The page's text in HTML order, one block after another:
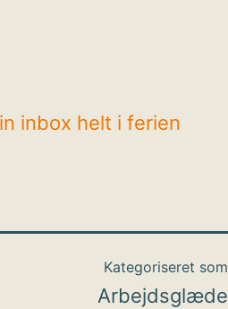
inbox helt i ferien
Kategoriseret som
Arbejdsglæde